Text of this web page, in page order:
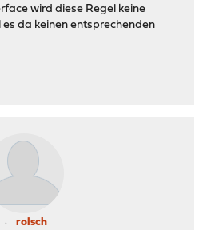
wird diese Regel keine
da keinen entsprechenden
rolsch